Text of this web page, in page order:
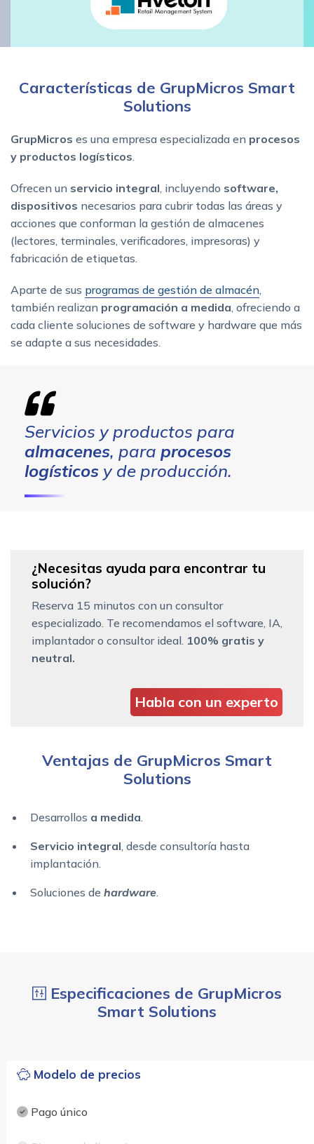
Características de GrupMicros Smart
Solutions
GrupMicros es una empresa especializada en procesos
y productos logísticos.
Ofrecen un servicio integral, incluyendo software,
dispositivos necesarios para cubrir todas las áreas y
acciones que conforman la gestión de almacenes
(lectores, terminales, verificadores, impresoras) y
fabricación de etiquetas.
Aparte de sus programas de gestión de almacén,
también realizan programación a medida, ofreciendo a
cada cliente soluciones de software y hardware que más
se adapte a sus necesidades.
Servicios y productos para
almacenes, para procesos
logísticos y de producción.
¿Necesitas ayuda para encontrar tu
solución?
Reserva 15 minutos con un consultor
especializado. Te recomendamos el software, IA,
implantador o consultor ideal. 100% gratis y
neutral.
Habla con un experto
Ventajas de GrupMicros Smart
Solutions
Desarrollos a medida.
Servicio integral, desde consultoría hasta
implantación.
Soluciones de hardware.
Especificaciones de GrupMicros
Smart Solutions
Modelo de precios
Pago único